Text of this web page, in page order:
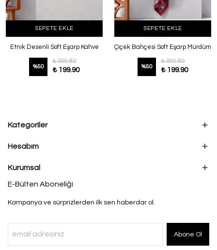
SEPETE EKLE
Etnik Desenli Soft Eşarp Kahve
%50
₺ 399.80
₺ 199.90
SEPETE EKLE
Çiçek Bahçesi Soft Eşarp Mürdüm
%50
₺ 399.80
₺ 199.90
Kategoriler
Hesabım
Kurumsal
E-Bülten Aboneliği
Kampanya ve sürprizlerden ilk sen haberdar ol.
Abone Ol